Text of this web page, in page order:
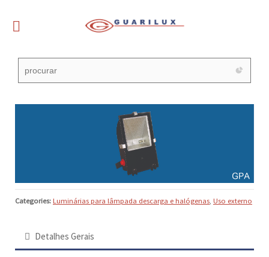
Categories: Luminárias para lâmpada descarga e halógenas Uso externo
Detalhes Gerais